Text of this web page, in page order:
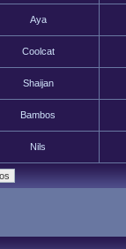
Aya
Coolcat
Shaijan
Bambos
Nils